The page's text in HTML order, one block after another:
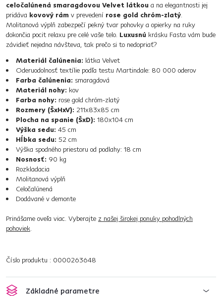
celočalúnená smaragdovou Velvet látkou a na elegantnosti jej
pridáva kovový rám v prevedení rose gold chróm-zlatý.
Molitanová výplň zabezpečí pekný tvar pohovky a opierky na ruky
dokončia pocit relaxu pre celé vaše telo. Luxusnú krásku Fasta vám bude
závidieť nejedna návšteva, tak prečo si to nedopriať?
Materiál čalúnenia: látka Velvet
Oderuodolnosť textílie podľa testu Martindale: 80 000 oderov
Farba čalúnenia: smaragdová
Materiál nohy: kov
Farba nohy: rose gold chróm-zlatý
Rozmery (ŠxHxV): 211x83x85 cm
Plocha na spanie (ŠxD): 180x104 cm
Výška sedu: 45 cm
Hĺbka sedu: 52 cm
Výška spodného priestoru od podlahy: 18 cm
Nosnosť: 90 kg
Rozkladacia
Molitanová výplň
Celočalúnená
Dodávané v demonte
Prinášame oveľa viac. Vyberajte z našej širokej ponuky pohodlných
pohoviek.
Číslo produktu : 0000263648
Základné parametre